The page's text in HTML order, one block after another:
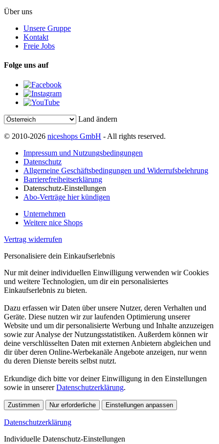
Über uns
Unsere Gruppe
Kontakt
Freie Jobs
Folge uns auf
Land ändern
© 2010-2026 niceshops GmbH - All rights reserved.
Impressum und Nutzungsbedingungen
Datenschutz
Allgemeine Geschäftsbedingungen und Widerrufsbelehrung
Barrierefreiheitserklärung
Datenschutz-Einstellungen
Abo-Verträge hier kündigen
Unternehmen
Weitere nice Shops
Vertrag widerrufen
Personalisiere dein Einkaufserlebnis
Nur mit deiner individuellen Einwilligung verwenden wir Cookies
und weitere Technologien, um dir ein personalisiertes
Einkaufserlebnis zu bieten.
Dazu erfassen wir Daten über unsere Nutzer, deren Verhalten und
Geräte. Diese nutzen wir zur laufenden Optimierung unserer
Website und um dir personalisierte Werbung und Inhalte anzuzeigen
sowie zur Analyse der Nutzungsstatistiken. Außerdem können wir
deine verschlüsselten Daten mit externen Anbietern abgleichen und
dir über deren Online-Werbekanäle Angebote anzeigen, nur wenn
du deren Dienste bereits selbst nutzt.
Erkundige dich bitte vor deiner Einwilligung in den Einstellungen
sowie in unsererDatenschutzerklärung.
Zustimmen Nur erforderliche Einstellungen anpassen
Datenschutzerklärung
Individuelle Datenschutz-Einstellungen